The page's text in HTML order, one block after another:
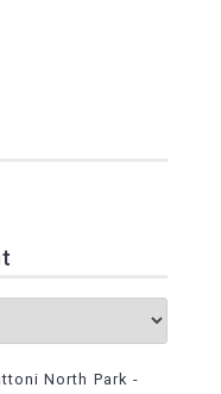
North Park -